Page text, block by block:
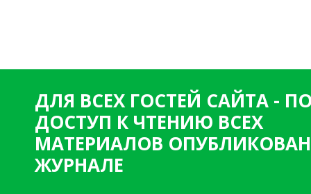
ДЛЯ ВСЕХ ГОСТЕЙ САЙТА -
ДОСТУП К ЧТЕНИЮ ВСЕХ
МАТЕРИАЛОВ
ЖУРНАЛЕ